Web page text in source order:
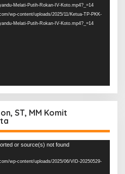
Melati-Putih-Rokan-IV-Koto.mp4?_=14
wp-content/uploads/2025/11/Ketua-TP-PKK-
Melati-Putih-Rokan-IV-Koto.mp4?_=14
ST, MM Komit
or source(s) not found
wp-content/uploads/2025/06/VID-20250529-